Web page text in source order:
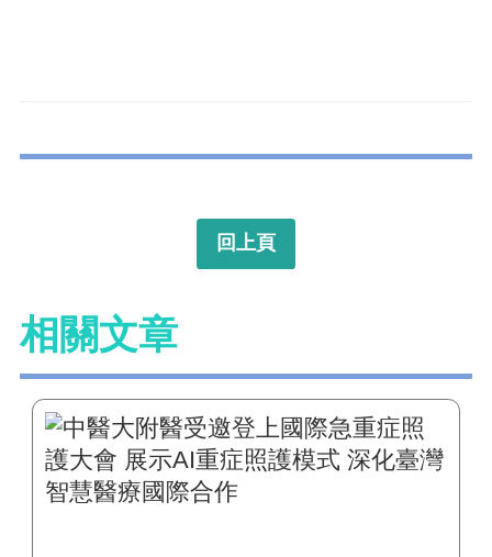
回上頁
相關文章